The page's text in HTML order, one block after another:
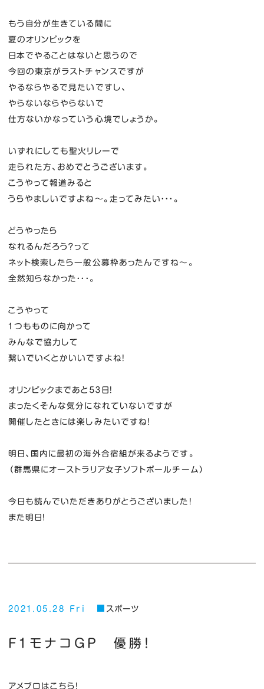
もう自分が生きている間に
夏のオリンピックを
日本でやることはないと思うので
今回の東京がラストチャンスですが
やるならやるで見たいですし、
やらないならやらないで
仕方ないかなっていう心境でしょうか。
いずれにしても聖火リレーで
走られた方、おめでとうございます。
こうやって報道みると
うらやましいですよね～。走ってみたい・・・。
どうやったら
なれるんだろう？って
ネット検索したら一般公募枠あったんですね～。
全然知らなかった・・・。
こうやって
１つもものに向かって
みんなで協力して
繋いでいくとかいいですよね！
オリンピックまであと５３日！
まったくそんな気分になれていないですが
開催したときには楽しみたいですね！
明日、国内に最初の海外合宿組が来るようです。
（群馬県にオーストラリア女子ソフトボールチーム）
今日も読んでいただきありがとうございました！
また明日！
2021.05.28 Fri スポーツ
F１モナコGP 優勝！
アメブロはこちら！